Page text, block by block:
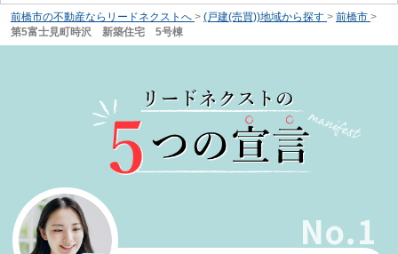
前橋市の不動産ならリードネクストへ > (戸建(売買))地域から探す > 前橋市 >
第5富士見町時沢 新築住宅 5号棟
No.1